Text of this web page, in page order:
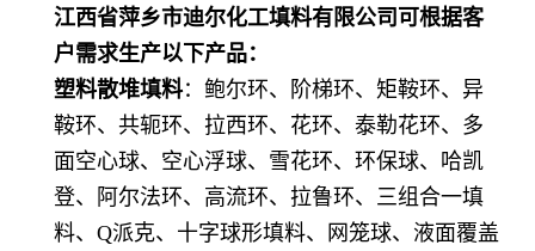
江西省萍乡市迪尔化工填料有限公司可根据客
户需求生产以下产品：
塑料散堆填料：鲍尔环、阶梯环、矩鞍环、异
鞍环、共轭环、拉西环、花环、泰勒花环、多
面空心球、空心浮球、雪花环、环保球、哈凯
登、阿尔法环、高流环、拉鲁环、三组合一填
料、Q派克、十字球形填料、网笼球、液面覆盖